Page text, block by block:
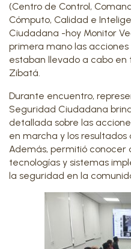
(Centro de Control,
Cómputo, Calidad e
Ciudadana -hoy Monitor
primera mano las
estaban llevado a cabo
Zibatá.
Durante encuentro,
Seguridad Ciudadana
detallada sobre las
en marcha y los
Además, permitió conocer
tecnologías y sistemas
la seguridad en la